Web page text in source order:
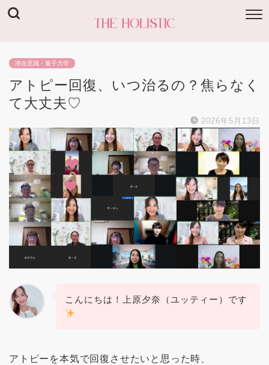
潜在意識・量子力学
アトピー回復、いつ治るの？焦らなく
て大丈夫♡
2026年5月13日
こんにちは！上原夕奈（ユッティー）です
アトピーを本気で回復させたいと思った時、